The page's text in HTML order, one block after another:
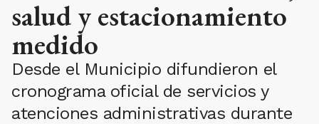
salud y estacionamiento
medido
Desde el Municipio difundieron el
cronograma oficial de servicios y
atenciones administrativas durante